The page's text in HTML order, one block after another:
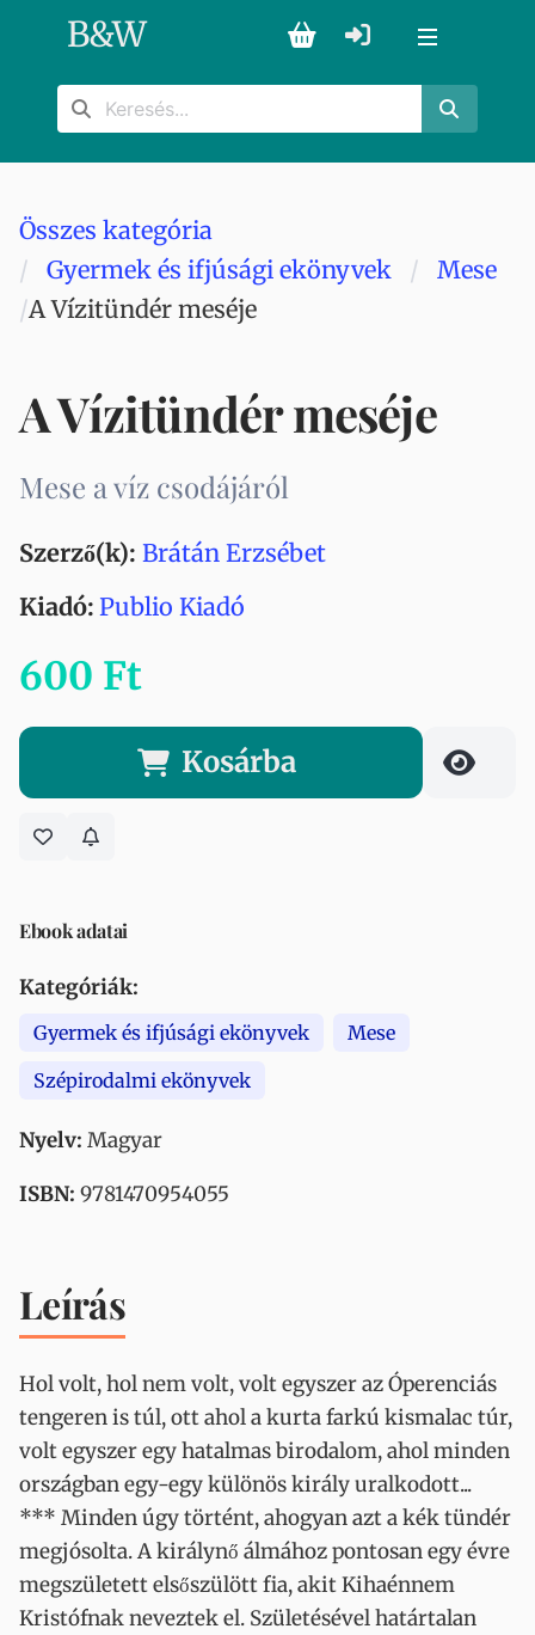
B&W
Összes kategória
Gyermek és ifjúsági ekönyvek
Mese
A Vízitündér meséje
A Vízitündér meséje
Mese a víz csodájáról
Szerző(k): Brátán Erzsébet
Kiadó: Publio Kiadó
600 Ft
Kosárba
Ebook adatai
Kategóriák:
Gyermek és ifjúsági ekönyvek
Mese
Szépirodalmi ekönyvek
Nyelv: Magyar
ISBN: 9781470954055
Leírás
Hol volt, hol nem volt, volt egyszer az Óperenciás
tengeren is túl, ott ahol a kurta farkú kismalac túr,
volt egyszer egy hatalmas birodalom, ahol minden
országban egy-egy különös király uralkodott...
*** Minden úgy történt, ahogyan azt a kék tündér
megjósolta. A királynő álmához pontosan egy évre
megszületett elsőszülött fia, akit Kihaénnem
Kristófnak neveztek el. Születésével határtalan